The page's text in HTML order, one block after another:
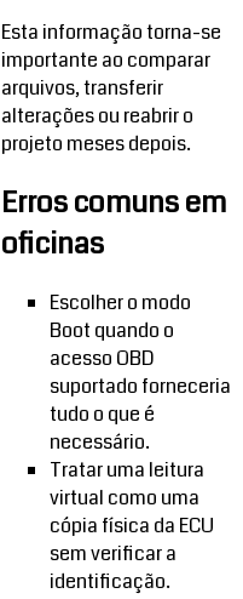
Esta informação torna-se
importante ao comparar
arquivos, transferir
alterações ou reabrir o
projeto meses depois.
Erros comuns em
oficinas
Escolher o modo
Boot quando o
acesso OBD
suportado forneceria
tudo o que é
necessário.
Tratar uma leitura
virtual como uma
cópia física da ECU
sem verificar a
identificação.